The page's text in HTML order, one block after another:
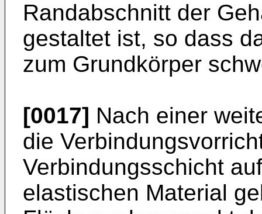
Randabschnitt der
gestaltet ist, so dass
zum Grundkörper
[0017] Nach einer
die
Verbindungsschicht
elastischen Material